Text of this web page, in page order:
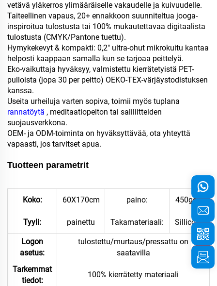
vetävä yläkerros ylimääräiselle vakaudelle ja kuivuudelle.
Taiteellinen vapaus, 20+ ennakkoon suunniteltua jooga-
inspiroitua tulostusta tai 100% mukautettavaa digitaalista
tulostusta (CMYK/Pantone tuettu).
Hymykekevyt & kompakti: 0,2" ultra-ohut mikrokuitu kantaa
helposti kaappaan samalla kun se tarjoaa peittelyä.
Eko-vaikuttaja hyväksyy, valmistettu kierrätetyistä PET-
pulloista (jopa 30 per peitto) OEKO-TEX-värjäystodistuksen
kanssa.
Useita urheiluja varten sopiva, toimii myös tuplana
rannatöytä , meditaatiopeiton tai saliliitteiden
suojausverkkona.
OEM- ja ODM-toiminta on hyväksyttävää, ota yhteyttä
vapaasti, jos tarvitset apua.
Tuotteen parametrit
Koko: 60X170cm paino: 450gsm
Tyyli: painettu Takamateriaali: Sillicone
Logon
asetus:
tulostettu/murtaus/pressattu on
saatavilla
Tarkemmat
tiedot:
100% kierrätetty materiaali